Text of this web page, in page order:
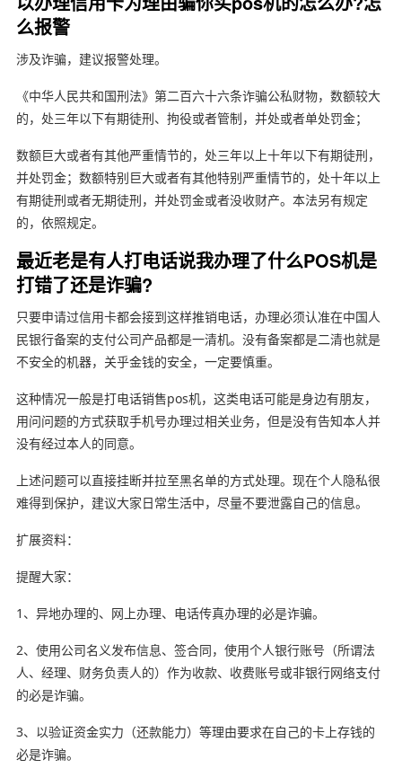
么报警
涉及诈骗，建议报警处理。
《中华人民共和国刑法》第二百六十六条诈骗公私财物，数额较大
的，处三年以下有期徒刑、拘役或者管制，并处或者单处罚金；
数额巨大或者有其他严重情节的，处三年以上十年以下有期徒刑，
并处罚金；数额特别巨大或者有其他特别严重情节的，处十年以上
有期徒刑或者无期徒刑，并处罚金或者没收财产。本法另有规定
的，依照规定。
最近老是有人打电话说我办理了什么POS机是
打错了还是诈骗?
只要申请过信用卡都会接到这样推销电话，办理必须认准在中国人
民银行备案的支付公司产品都是一清机。没有备案都是二清也就是
不安全的机器，关乎金钱的安全，一定要慎重。
这种情况一般是打电话销售pos机，这类电话可能是身边有朋友，
用问问题的方式获取手机号办理过相关业务，但是没有告知本人并
没有经过本人的同意。
上述问题可以直接挂断并拉至黑名单的方式处理。现在个人隐私很
难得到保护，建议大家日常生活中，尽量不要泄露自己的信息。
扩展资料：
提醒大家：
1、异地办理的、网上办理、电话传真办理的必是诈骗。
2、使用公司名义发布信息、签合同，使用个人银行账号（所谓法
人、经理、财务负责人的）作为收款、收费账号或非银行网络支付
的必是诈骗。
3、以验证资金实力（还款能力）等理由要求在自己的卡上存钱的
必是诈骗。